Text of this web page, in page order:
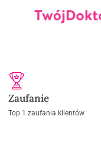
Zaufanie
Top 1 zaufania klientów